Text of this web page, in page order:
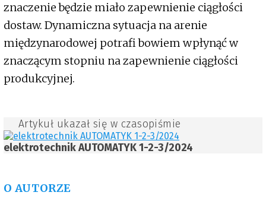
znaczenie będzie miało zapewnienie ciągłości
dostaw. Dynamiczna sytuacja na arenie
międzynarodowej potrafi bowiem wpłynąć w
znaczącym stopniu na zapewnienie ciągłości
produkcyjnej.
Artykuł ukazał się w czasopiśmie
elektrotechnik AUTOMATYK 1-2-3/2024
O AUTORZE